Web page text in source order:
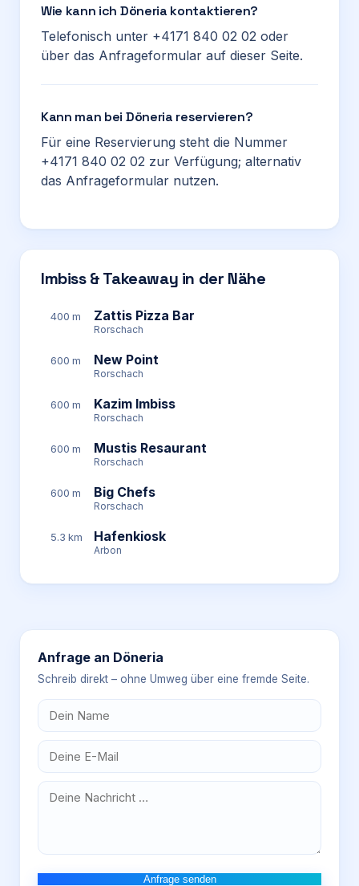
Wie kann ich Döneria kontaktieren?
Telefonisch unter +4171 840 02 02 oder
über das Anfrageformular auf dieser Seite.
Kann man bei Döneria reservieren?
Für eine Reservierung steht die Nummer
+4171 840 02 02 zur Verfügung; alternativ
das Anfrageformular nutzen.
Imbiss & Takeaway in der Nähe
400 m Zattis Pizza Bar
Rorschach
600 m New Point
Rorschach
600 m Kazim Imbiss
Rorschach
600 m Mustis Resaurant
Rorschach
600 m Big Chefs
Rorschach
5.3 km Hafenkiosk
Arbon
Anfrage an Döneria
Schreib direkt – ohne Umweg über eine fremde Seite.
Anfrage senden